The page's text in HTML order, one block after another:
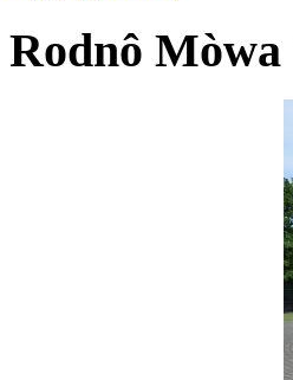
Rodnô Mòwa